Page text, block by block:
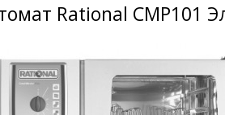
Rational CMP101